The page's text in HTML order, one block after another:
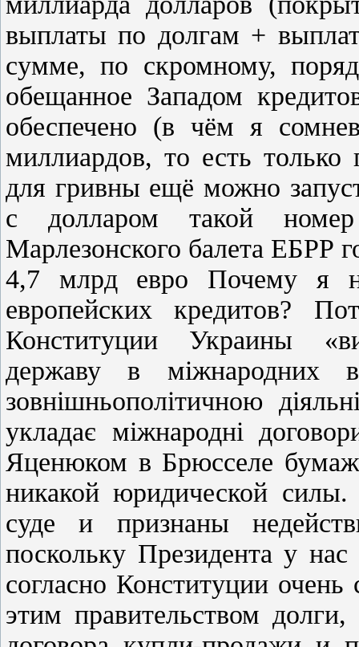
выплаты по долгам +
сумме, по скромному,
обещанное Западом
обеспечено (в чём я
миллиардов, то есть
для гривны ещё можно
с долларом такой
Марлезонского балета ЕБРР
4,7 млрд евро Почему я
европейских кредитов?
Конституции Украины
державу в міжнародних
зовнішньополітичною
укладає міжнародні
Яценюком в Брюсселе
никакой юридической
суде и признаны
поскольку Президента у
согласно Конституции
этим правительством